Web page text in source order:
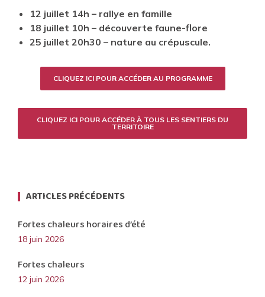
12 juillet 14h – rallye en famille
18 juillet 10h – découverte faune-flore
25 juillet 20h30 – nature au crépuscule.
CLIQUEZ ICI POUR ACCÉDER AU PROGRAMME
CLIQUEZ ICI POUR ACCÉDER À TOUS LES SENTIERS DU
TERRITOIRE
ARTICLES PRÉCÉDENTS
Fortes chaleurs horaires d’été
18 juin 2026
Fortes chaleurs
12 juin 2026